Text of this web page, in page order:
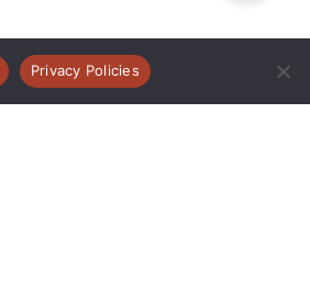
Privacy Policies